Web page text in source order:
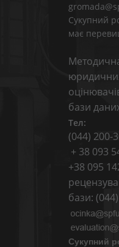
Сукупний
має
бази
Тел:
(044) 200-
+ 38 093
+38 095
бази:
Сукупний